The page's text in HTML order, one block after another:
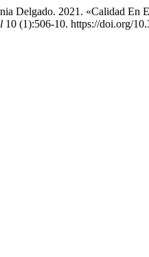
Delgado. 2021. «Calidad
10 (1):506-10. https://doi.org/